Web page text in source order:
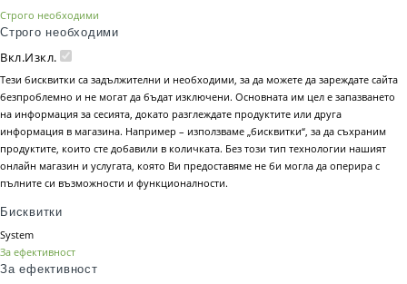
Строго необходими
Строго необходими
Вкл.Изкл.
Тези бисквитки са задължителни и необходими, за да можете да зареждате сайта
безпроблемно и не могат да бъдат изключени. Основната им цел е запазването
на информация за сесията, докато разглеждате продуктите или друга
информация в магазина. Например – използваме „бисквитки“, за да съхраним
продуктите, които сте добавили в количката. Без този тип технологии нашият
онлайн магазин и услугата, която Ви предоставяме не би могла да оперира с
пълните си възможности и функционалности.
Бисквитки
System
За ефективност
За ефективност